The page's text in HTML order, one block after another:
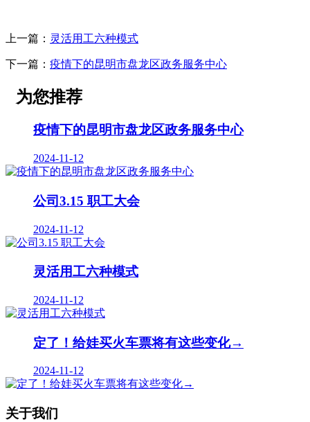
上一篇： 灵活用工六种模式
下一篇： 疫情下的昆明市盘龙区政务服务中心
为您推荐
疫情下的昆明市盘龙区政务服务中心
2024-11-12
公司3.15 职工大会
2024-11-12
灵活用工六种模式
2024-11-12
定了！给娃买火车票将有这些变化→
2024-11-12
关于我们